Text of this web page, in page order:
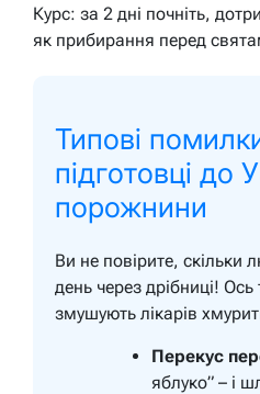
Курс: за 2 дні почніть,
як прибирання перед
Типові
підготовці до
порожнини
Ви не повірите, скільки
день через дрібниці!
змушують лікарів
Перекус
яблуко” – і